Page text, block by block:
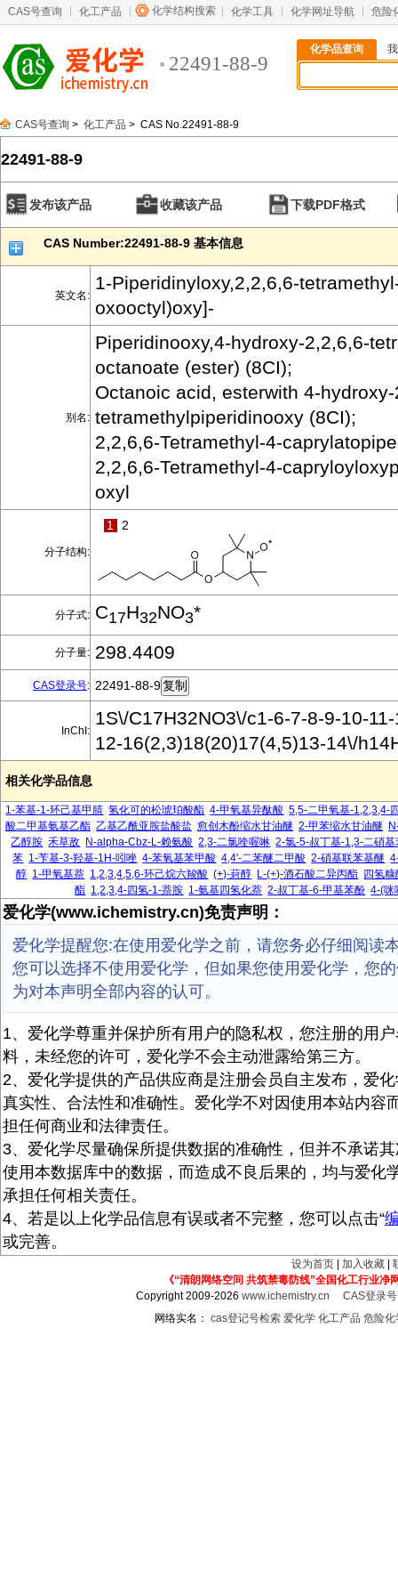
CAS号查询 化工产品 化学结构搜索 化学工具 化学网址导航 危险
22491-88-9
化学品查询
CAS号查询 > 化工产品 > CAS No.22491-88-9
22491-88-9
发布该产品 收藏该产品 下载PDF格式
CAS Number:22491-88-9 基本信息
英文名:
1-Piperidinyloxy,2,2,6,6-
oxooctyl)oxy]-
别名:
Piperidinooxy,4-hydroxy-2,2,6,6-
octanoate (ester) (8CI);
Octanoic acid, esterwith 4-
tetramethylpiperidinooxy (8CI);
2,2,6,6-Tetramethyl-4-
2,2,6,6-Tetramethyl-4-
oxyl
分子结构:
1 2
分子式: C17H32NO3*
分子量: 298.4409
CAS登录号: 22491-88-9
InChI:
1S\/C17H32NO3\/c1-6-7-8-9-10-
12-16(2,3)18(20)17(4,5)13-14\/
相关化学品信息
1-苯基-1-环己基甲腈 氢化可的松琥珀酸酯 4-甲氧基异酞酸 5,5-二甲氧基-1,2,3,4-
酸二甲基氨基乙酯 乙基乙酰亚胺盐酸盐 愈创木酚缩水甘油醚 2-甲苯缩水甘油醚
乙醇胺 禾草敌 N-alpha-Cbz-L-赖氨酸 2,3-二氯喹喔啉 2-氯-5-叔丁基-1,3-二硝
苯 1-苄基-3-羟基-1H-吲唑 4-苯氧基苯甲酸 4,4'-二苯醚二甲酸 2-硝基联苯基醚
醇 1-甲氧基萘 1,2,3,4,5,6-环己烷六羧酸 (+)-葑醇 L-(+)-酒石酸二异丙酯 四氢
酯 1,2,3,4-四氢-1-萘胺 1-氨基四氢化萘 2-叔丁基-6-甲基苯酚 4-(咪
爱化学(www.ichemistry.cn)免责声明：
爱化学提醒您:在使用爱化学之前，请您务必仔细阅读
您可以选择不使用爱化学，但如果您使用爱化学，您
为对本声明全部内容的认可。
1、爱化学尊重并保护所有用户的隐私权，您注册的用
料，未经您的许可，爱化学不会主动泄露给第三方。
2、爱化学提供的产品供应商是注册会员自主发布，爱
真实性、合法性和准确性。爱化学不对因使用本站内容
担任何商业和法律责任。
3、爱化学尽量确保所提供数据的准确性，但并不承诺
使用本数据库中的数据，而造成不良后果的，均与爱化
承担任何相关责任。
4、若是以上化学品信息有误或者不完整，您可以点击“
或完善。
设为首页 加入收藏
《“清朗网络空间 共筑禁毒防线”全国化工行业净
Copyright 2009-2026www.ichemistry.cn
CAS登录
网络实名： cas登记号检索 爱化学 化工产品 危险化